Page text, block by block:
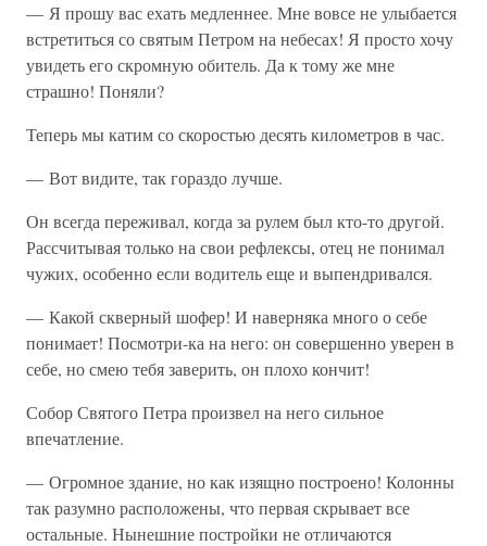
— Я прошу вас ехать медленнее. Мне вовсе не улыбается
встретиться со святым Петром на небесах! Я просто хочу
увидеть его скромную обитель. Да к тому же мне
страшно! Поняли?
Теперь мы катим со скоростью десять километров в час.
— Вот видите, так гораздо лучше.
Он всегда переживал, когда за рулем был кто-то другой.
Рассчитывая только на свои рефлексы, отец не понимал
чужих, особенно если водитель еще и выпендривался.
— Какой скверный шофер! И наверняка много о себе
понимает! Посмотри-ка на него: он совершенно уверен в
себе, но смею тебя заверить, он плохо кончит!
Собор Святого Петра произвел на него сильное
впечатление.
— Огромное здание, но как изящно построено! Колонны
так разумно расположены, что первая скрывает все
остальные. Нынешние постройки не отличаются